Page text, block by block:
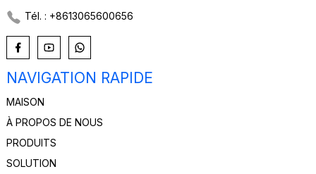
Tél. : +8613065600656
NAVIGATION RAPIDE
MAISON
À PROPOS DE NOUS
PRODUITS
SOLUTION